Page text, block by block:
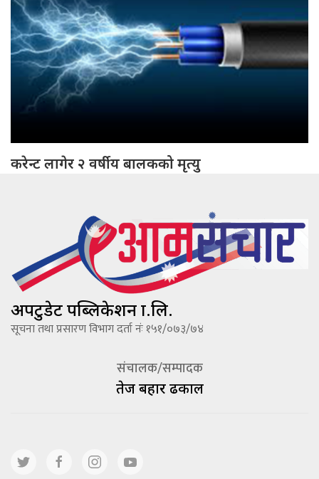
करेन्ट लागेर २ वर्षीय बालकको मृत्यु
अपटुडेट पब्लिकेशन प्रा.लि.
सूचना तथा प्रसारण विभाग दर्ता नंः १५१/०७३/७४
संचालक/सम्पादक
तेज बहादूर ढकाल